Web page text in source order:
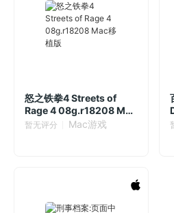
怒之铁拳4 Streets of
Rage 4 08g.r18208 Mac
移植版
暂无评分 Mac游戏